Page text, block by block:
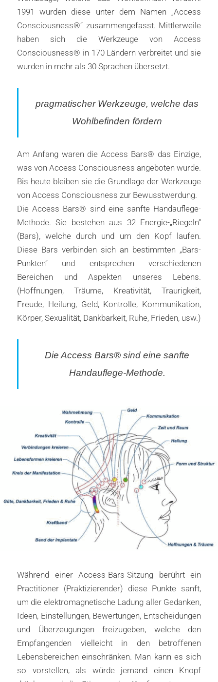
1991 wurden diese unter dem Namen „Access
Consciousness®“ zusammengefasst. Mittlerweile
haben sich die Werkzeuge von Access
Consciousness® in 170 Ländern verbreitet und sie
wurden in mehr als 30 Sprachen übersetzt.
pragmatischer Werkzeuge, welche das
Wohlbefinden fördern
Am Anfang waren die Access Bars® das Einzige,
was von Access Consciousness angeboten wurde.
Bis heute bleiben sie die Grundlage der Werkzeuge
von Access Consciousness zur Bewusstwerdung.
Die Access Bars® sind eine sanfte Handauflege-
Methode. Sie bestehen aus 32 Energie-„Riegeln“
(Bars), welche durch und um den Kopf laufen.
Diese Bars verbinden sich an bestimmten „Bars-
Punkten“ und entsprechen verschiedenen
Bereichen und Aspekten unseres Lebens.
(Hoffnungen, Träume, Kreativität, Traurigkeit,
Freude, Heilung, Geld, Kontrolle, Kommunikation,
Körper, Sexualität, Dankbarkeit, Ruhe, Frieden, usw.)
Die Access Bars® sind eine sanfte
Handauflege-Methode.
Während einer Access-Bars-Sitzung berührt ein
Practitioner (Praktizierender) diese Punkte sanft,
um die elektromagnetische Ladung aller Gedanken,
Ideen, Einstellungen, Bewertungen, Entscheidungen
und Überzeugungen freizugeben, welche den
Empfangenden vielleicht in den betroffenen
Lebensbereichen einschränken. Man kann es sich
so vorstellen, als würde jemand einen Knopf